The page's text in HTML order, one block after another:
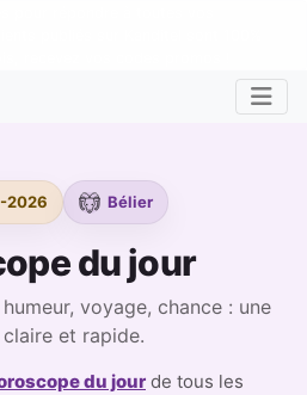
2026 Bélier
du jour
voyage, chance : une
et rapide.
du jour de tous les